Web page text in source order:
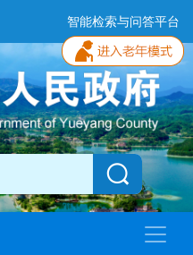
智能检索与问答平台